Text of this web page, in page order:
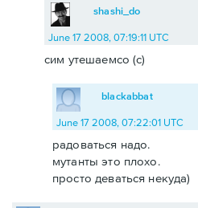
shashi_do
June 17 2008, 07:19:11 UTC
сим утешаемсо (с)
blackabbat
June 17 2008, 07:22:01 UTC
радоваться надо.
мутанты это плохо.
просто деваться некуда)